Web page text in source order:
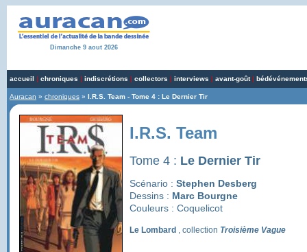
Dimanche 9 aout 2026
accueil | chroniques | indiscrétions | collectors | interviews | avant-goût|
Auracan » chroniques » I.R.S. Team - Tome 4 : Le Dernier Tir
I.R.S. Team
Tome 4 : Le Dernier Tir
Scénario : Stephen Desberg
Dessins : Marc Bourgne
Couleurs : Coquelicot
Le Lombard , collection Troisième Vague